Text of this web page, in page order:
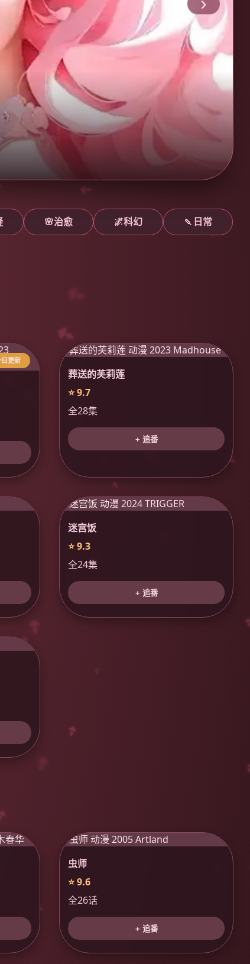
🌸治愈 🌌科幻 🍡日常
更新
葬送的芙莉莲
⭐ 9.7
全28集
+ 追番
迷宫饭
⭐ 9.3
全24集
+ 追番
虫师
⭐ 9.6
全26话
+ 追番